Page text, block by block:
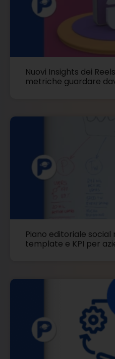
Nuovi Insights dei
metriche guardare
Piano editoriale social
template e KPI per